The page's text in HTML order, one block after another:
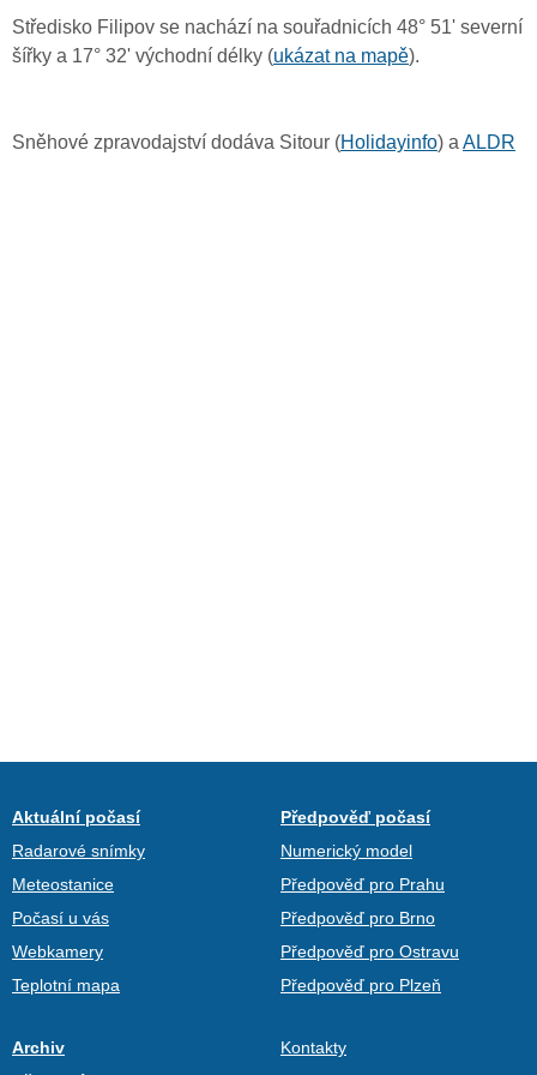
Středisko Filipov se nachází na souřadnicích 48° 51' severní
šířky a 17° 32' východní délky (ukázat na mapě).
Sněhové zpravodajství dodáva Sitour (Holidayinfo) a ALDR
Aktuální počasí
Radarové snímky
Meteostanice
Počasí u vás
Webkamery
Teplotní mapa
Předpověď počasí
Numerický model
Předpověď pro Prahu
Předpověď pro Brno
Předpověď pro Ostravu
Předpověď pro Plzeň
Archiv
Kontakty